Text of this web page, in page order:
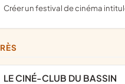
créer un festival de cinéma
ARÈS
LE CINÉ-CLUB DU BASSIN